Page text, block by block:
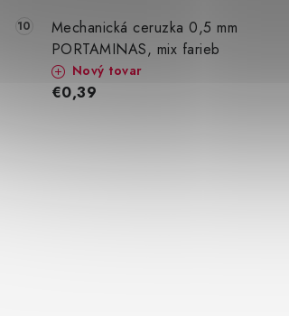
Mechanická ceruzka 0,5 mm
PORTAMINAS, mix farieb
Nový tovar
€0,39